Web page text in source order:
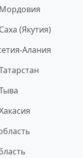
(Якутия)
Алания